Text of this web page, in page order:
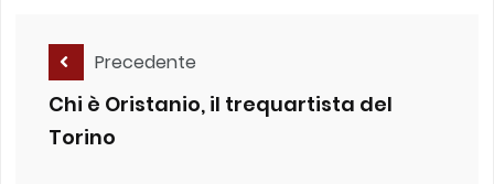
Precedente
Chi è Oristanio, il trequartista del
Torino